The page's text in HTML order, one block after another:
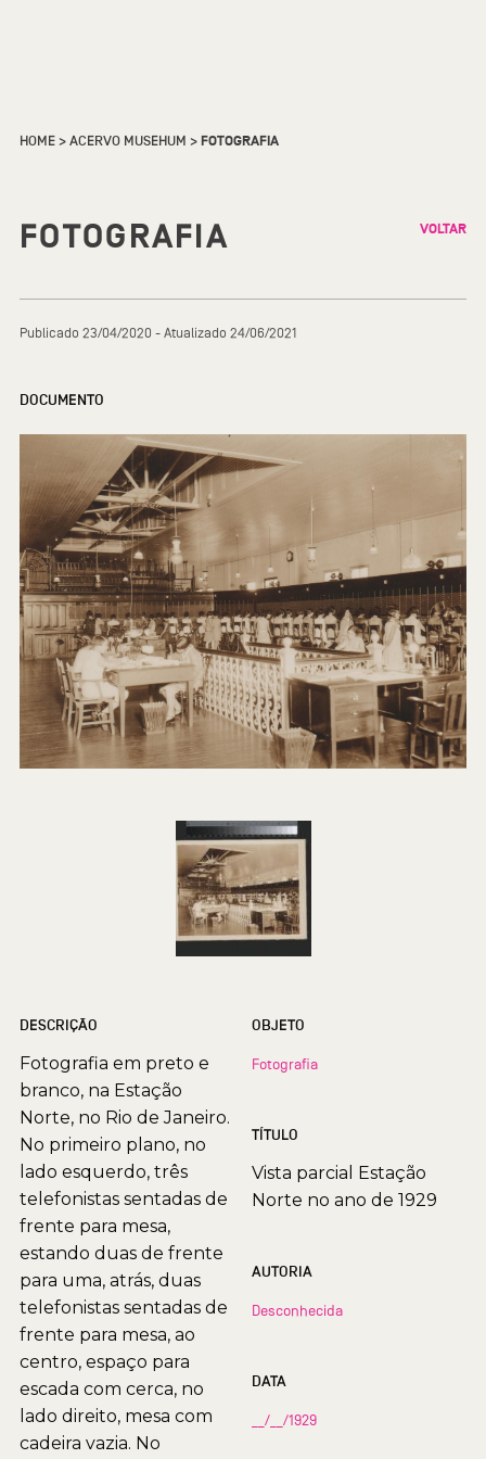
HOME>ACERVO MUSEHUM >FOTOGRAFIA
FOTOGRAFIA VOLTAR
Publicado 23/04/2020 - Atualizado 24/06/2021
DOCUMENTO
DESCRIÇÃO
Fotografia em preto e
branco, na Estação
Norte, no Rio de Janeiro.
No primeiro plano, no
lado esquerdo, três
telefonistas sentadas de
frente para mesa,
estando duas de frente
para uma, atrás, duas
telefonistas sentadas de
frente para mesa, ao
centro, espaço para
escada com cerca, no
lado direito, mesa com
cadeira vazia. No
OBJETO
Fotografia
TÍTULO
Vista parcial Estação
Norte no ano de 1929
AUTORIA
Desconhecida
DATA
__/__/1929